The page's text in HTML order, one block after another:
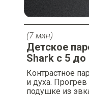
(7 мин)
Контрастное
и духа.
подушке из
Детское
Shark c 5 до